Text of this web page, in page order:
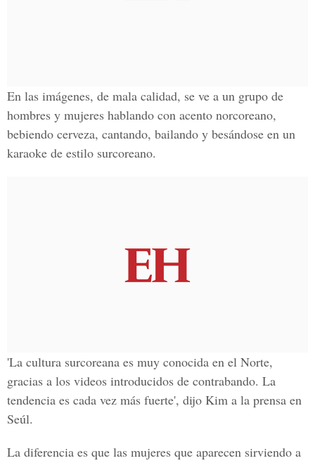
En las imágenes, de mala calidad, se ve a un grupo de
hombres y mujeres hablando con acento norcoreano,
bebiendo cerveza, cantando, bailando y besándose en un
karaoke de estilo surcoreano.
'La cultura surcoreana es muy conocida en el Norte,
gracias a los videos introducidos de contrabando. La
tendencia es cada vez más fuerte', dijo Kim a la prensa en
Seúl.
La diferencia es que las mujeres que aparecen sirviendo a